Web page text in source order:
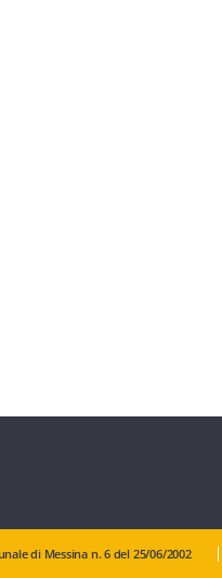
di Messina n. 6 del 25/06/2002